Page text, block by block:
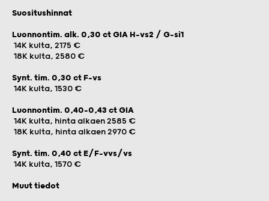
Suositushinnat
Luonnontim. alk. 0,30 ct GIA H-vs2 / G-si1
14K kulta, 2175 €
18K kulta, 2580 €
Synt. tim. 0,30 ct F-vs
14K kulta, 1530 €
Luonnontim. 0,40-0,43 ct GIA
14K kulta, hinta alkaen 2585 €
18K kulta, hinta alkaen 2970 €
Synt. tim. 0,40 ct E/F-vvs/vs
14K kulta, 1570 €
Muut tiedot